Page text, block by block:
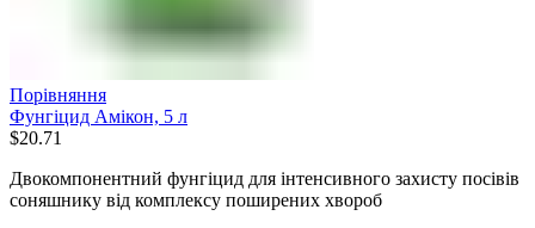
Порівняння
Фунгіцид Амікон, 5 л
$20.71
Двокомпонентний фунгіцид для інтенсивного захисту посівів
соняшнику від комплексу поширених хвороб